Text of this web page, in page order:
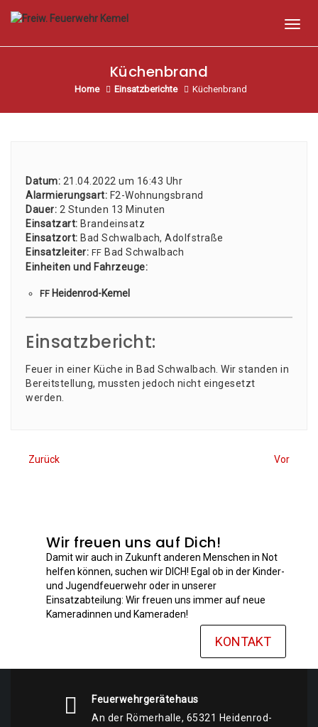
Küchenbrand
Home Einsatzberichte Küchenbrand
Datum: 21.04.2022 um 16:43 Uhr
Alar­mie­rungs­art: F2-Woh­nungs­brand
Dau­er: 2 Stun­den 13 Minu­ten
Ein­satz­art: Brand­ein­satz
Ein­satz­ort: Bad Schwal­bach, Adolf­stra­ße
Ein­satz­lei­ter: FF Bad Schwal­bach
Ein­hei­ten und Fahr­zeu­ge:
FF Hei­den­rod-Kemel
Einsatzbericht:
Feu­er in einer Küche in Bad Schwal­bach. Wir stan­den in
Bereit­stel­lung, muss­ten jedoch nicht ein­ge­setzt
werden.
Zurück Vor
Wir freuen uns auf Dich!
Damit wir auch in Zukunft anderen Menschen in Not
helfen können, suchen wir DICH! Egal ob in der Kinder-
und Jugendfeuerwehr oder in unserer
Einsatzabteilung: Wir freuen uns immer auf neue
Kameradinnen und Kameraden!
KONTAKT
Feuerwehrgerätehaus
An der Römerhalle, 65321 Heidenrod-